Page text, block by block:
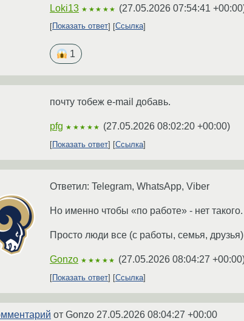
Loki13 ★★★★★ (27.05.2026 07:54:41 +00:00
Показать ответ Ссылка
1
почту тобеж e-mail добавь.
pfg ★★★★★ (27.05.2026 08:02:20 +00:00)
Показать ответ Ссылка
Ответил: Telegram, WhatsApp, Viber
Но именно чтобы «по работе» - нет такого.
Просто люди все (с работы, семья,
Gonzo ★★★★★ (27.05.2026 08:04:27 +00:00
Показать ответ Ссылка
от Gonzo 27.05.2026 08:04:27 +00:00